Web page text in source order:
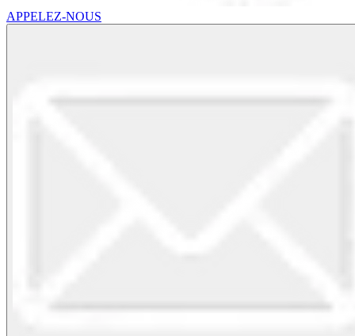
APPELEZ-NOUS